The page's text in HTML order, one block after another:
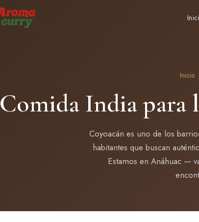
Inicio
Comida India para
Coyoacán es uno de los
habitantes que buscan
Estamos en Anáhuac —